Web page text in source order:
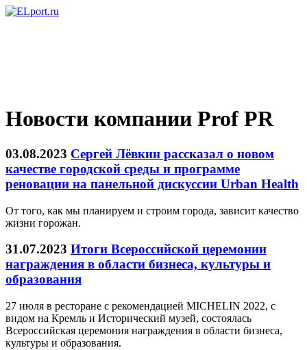
Новости компании Prof PR
03.08.2023 Сергей Лёвкин рассказал о новом
качестве городской среды и программе
реновации на панельной дискуссии Urban Health
От того, как мы планируем и строим города, зависит качество
жизни горожан.
31.07.2023 Итоги Всероссийской церемонии
награждения в области бизнеса, культуры и
образования
27 июля в ресторане с рекомендацией MICHELIN 2022, с
видом на Кремль и Исторический музей, состоялась
Всероссийская церемония награждения в области бизнеса,
культуры и образования.